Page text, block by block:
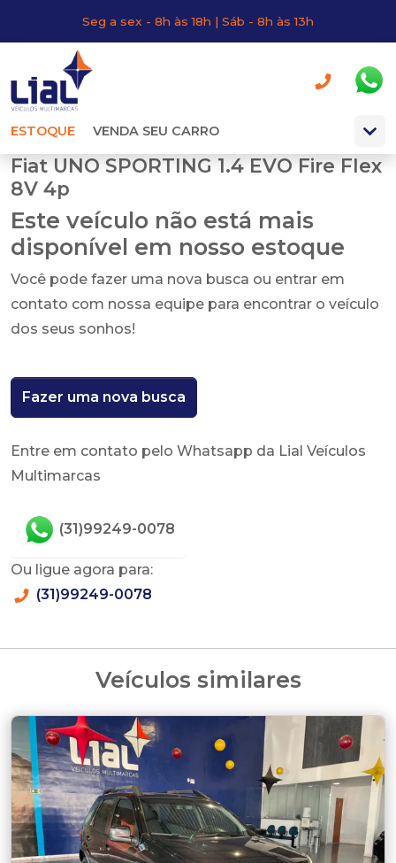
Seg a sex - 8h às 18h | Sáb - 8h às 13h
ESTOQUE VENDA SEU CARRO
Fiat UNO SPORTING 1.4 EVO Fire Flex
8V 4p
Este veículo não está mais
disponível em nosso estoque
Você pode fazer uma nova busca ou entrar em
contato com nossa equipe para encontrar o veículo
dos seus sonhos!
Fazer uma nova busca
Entre em contato pelo Whatsapp da Lial Veículos
Multimarcas
(31)99249-0078
Ou ligue agora para:
(31)99249-0078
Veículos similares